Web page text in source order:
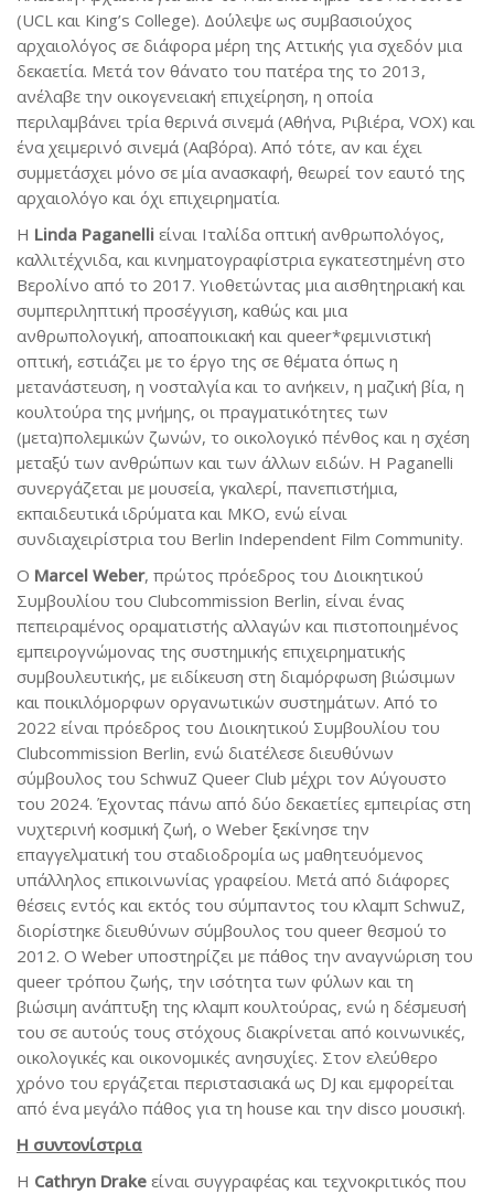
(UCL και King’s College). Δούλεψε ως συμβασιούχος
αρχαιολόγος σε διάφορα μέρη της Αττικής για σχεδόν μια
δεκαετία. Μετά τον θάνατο του πατέρα της το 2013,
ανέλαβε την οικογενειακή επιχείρηση, η οποία
περιλαμβάνει τρία θερινά σινεμά (Αθήνα, Ριβιέρα, VOX) και
ένα χειμερινό σινεμά (Ααβόρα). Από τότε, αν και έχει
συμμετάσχει μόνο σε μία ανασκαφή, θεωρεί τον εαυτό της
αρχαιολόγο και όχι επιχειρηματία.
Η Linda Paganelli είναι Ιταλίδα οπτική ανθρωπολόγος,
καλλιτέχνιδα, και κινηματογραφίστρια εγκατεστημένη στο
Βερολίνο από το 2017. Υιοθετώντας μια αισθητηριακή και
συμπεριληπτική προσέγγιση, καθώς και μια
ανθρωπολογική, αποαποικιακή και queer*φεμινιστική
οπτική, εστιάζει με το έργο της σε θέματα όπως η
μετανάστευση, η νοσταλγία και το ανήκειν, η μαζική βία, η
κουλτούρα της μνήμης, οι πραγματικότητες των
(μετα)πολεμικών ζωνών, το οικολογικό πένθος και η σχέση
μεταξύ των ανθρώπων και των άλλων ειδών. Η Paganelli
συνεργάζεται με μουσεία, γκαλερί, πανεπιστήμια,
εκπαιδευτικά ιδρύματα και ΜΚΟ, ενώ είναι
συνδιαχειρίστρια του Berlin Independent Film Community.
Ο Marcel Weber, πρώτος πρόεδρος του Διοικητικού
Συμβουλίου του Clubcommission Berlin, είναι ένας
πεπειραμένος οραματιστής αλλαγών και πιστοποιημένος
εμπειρογνώμονας της συστημικής επιχειρηματικής
συμβουλευτικής, με ειδίκευση στη διαμόρφωση βιώσιμων
και ποικιλόμορφων οργανωτικών συστημάτων. Από το
2022 είναι πρόεδρος του Διοικητικού Συμβουλίου του
Clubcommission Berlin, ενώ διατέλεσε διευθύνων
σύμβουλος του SchwuZ Queer Club μέχρι τον Αύγουστο
του 2024. Έχοντας πάνω από δύο δεκαετίες εμπειρίας στη
νυχτερινή κοσμική ζωή, ο Weber ξεκίνησε την
επαγγελματική του σταδιοδρομία ως μαθητευόμενος
υπάλληλος επικοινωνίας γραφείου. Μετά από διάφορες
θέσεις εντός και εκτός του σύμπαντος του κλαμπ SchwuZ,
διορίστηκε διευθύνων σύμβουλος του queer θεσμού το
2012. Ο Weber υποστηρίζει με πάθος την αναγνώριση του
queer τρόπου ζωής, την ισότητα των φύλων και τη
βιώσιμη ανάπτυξη της κλαμπ κουλτούρας, ενώ η δέσμευσή
του σε αυτούς τους στόχους διακρίνεται από κοινωνικές,
οικολογικές και οικονομικές ανησυχίες. Στον ελεύθερο
χρόνο του εργάζεται περιστασιακά ως DJ και εμφορείται
από ένα μεγάλο πάθος για τη house και την disco μουσική.
Η συντονίστρια
Η Cathryn Drake είναι συγγραφέας και τεχνοκριτικός που